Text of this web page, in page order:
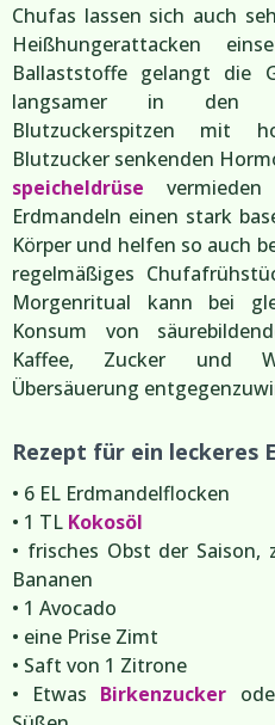
Chufas lassen sich auch
Heißhungerattacken
Ballaststoffe gelangt die
langsamer in den
Blutzuckerspitzen mit
Blutzucker senkenden
speicheldrüse
Erdmandeln einen stark
Körper und helfen so auch
regelmäßiges
Morgenritual kann bei
Konsum von
Kaffee, Zucker und
Übersäuerung
Rezept für ein leckeres
• 6 EL Erdmandelflocken
• 1 TL Kokosöl
• frisches Obst der
Bananen
• 1 Avocado
• eine Prise Zimt
• Saft von 1 Zitrone
• Etwas Birkenzucker